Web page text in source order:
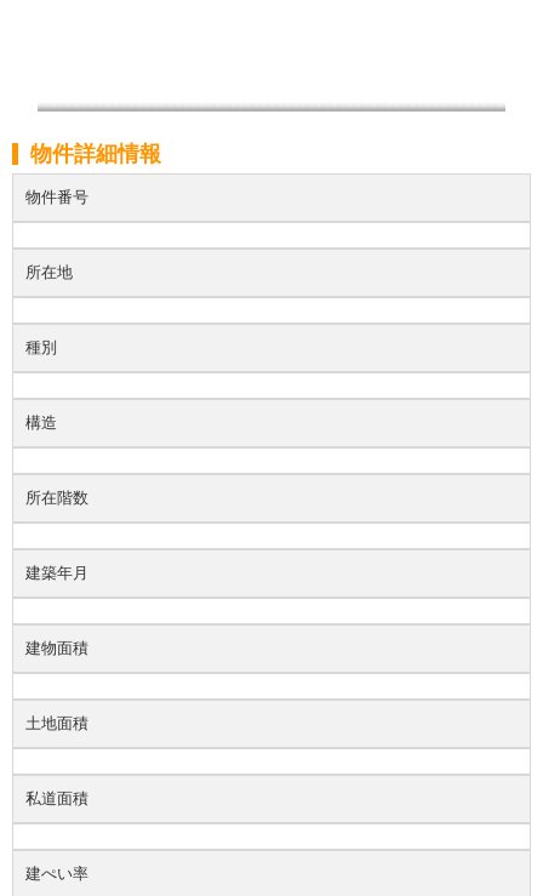
物件詳細情報
物件番号
所在地
種別
構造
所在階数
建築年月
建物面積
土地面積
私道面積
建ぺい率